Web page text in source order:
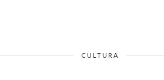
CULTURA